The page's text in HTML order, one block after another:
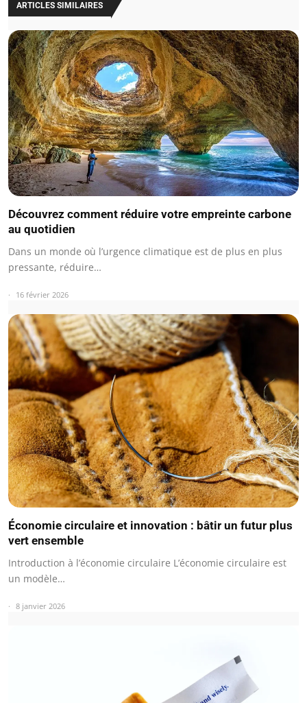
ARTICLES SIMILAIRES
Découvrez comment réduire votre empreinte carbone
au quotidien
Dans un monde où l’urgence climatique est de plus en plus
pressante, réduire…
16 février 2026
Économie circulaire et innovation : bâtir un futur plus
vert ensemble
Introduction à l’économie circulaire L’économie circulaire est
un modèle…
8 janvier 2026